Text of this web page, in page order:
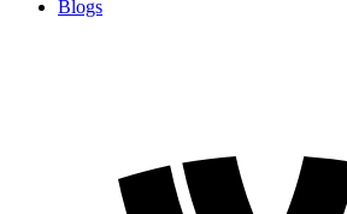
Blogs